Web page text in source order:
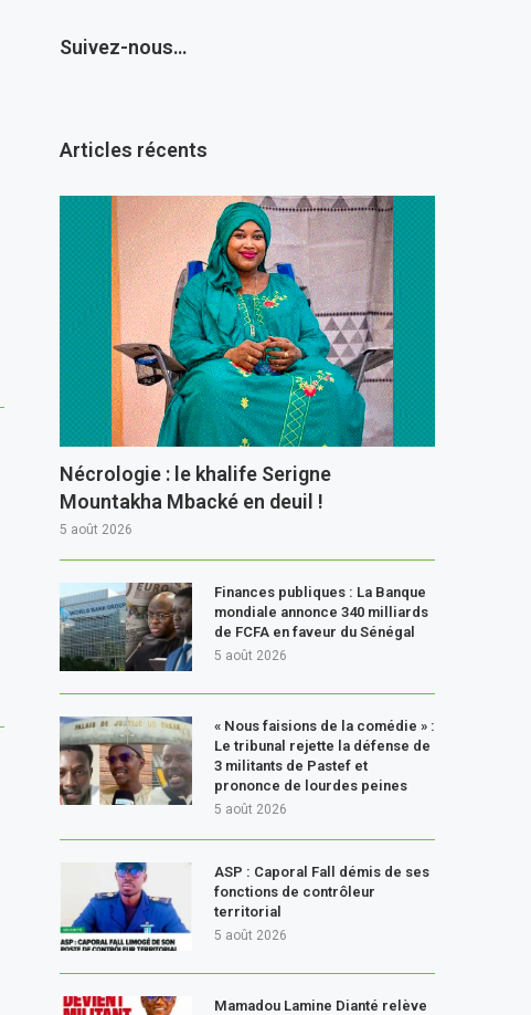
Suivez-nous…
Articles récents
Nécrologie : le khalife Serigne
Mountakha Mbacké en deuil !
5 août 2026
Finances publiques : La Banque
mondiale annonce 340 milliards
de FCFA en faveur du Sénégal
5 août 2026
« Nous faisions de la comédie » :
Le tribunal rejette la défense de
3 militants de Pastef et
prononce de lourdes peines
5 août 2026
ASP : Caporal Fall démis de ses
fonctions de contrôleur
territorial
5 août 2026
Mamadou Lamine Dianté relève